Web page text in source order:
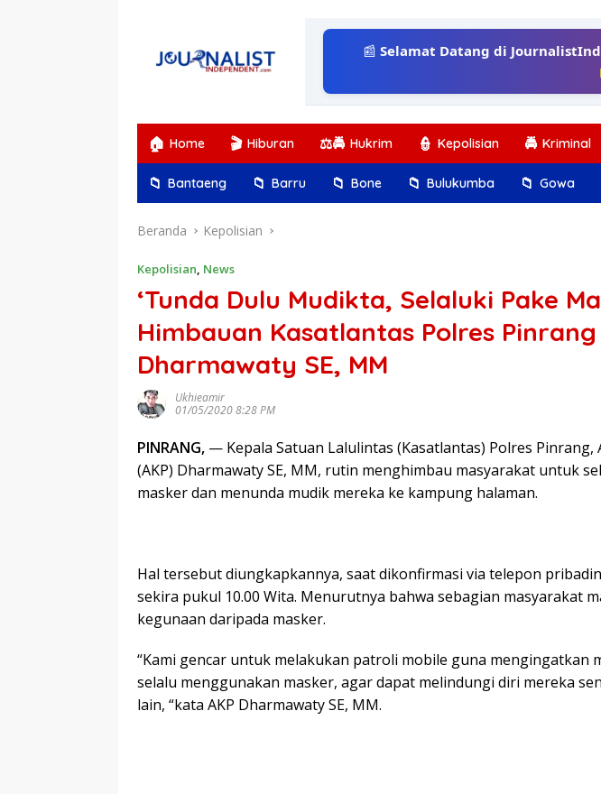
📰Selamat Datang di
🏠 Home 🎬 Hiburan ⚖️🚔 Hukrim 👮 Kepolisian 🚔 Kriminal
📁 Bantaeng 📁 Barru 📁 Bone 📁 Bulukumba 📁 Gowa
Beranda Kepolisian
Kepolisian, News
‘Tunda Dulu Mudikta, Selaluki Pake
Himbauan Kasatlantas Polres Pinrang
Dharmawaty SE, MM
Ukhieamir
01/05/2020 8:28 PM
PINRANG, — Kepala Satuan Lalulintas (Kasatlantas) Polres Pinrang,
(AKP) Dharmawaty SE, MM, rutin menghimbau masyarakat untuk
masker dan menunda mudik mereka ke kampung halaman.
Hal tersebut diungkapkannya, saat dikonfirmasi via telepon
sekira pukul 10.00 Wita. Menurutnya bahwa sebagian masyarakat
kegunaan daripada masker.
“Kami gencar untuk melakukan patroli mobile guna mengingatkan
selalu menggunakan masker, agar dapat melindungi diri mereka
lain, “kata AKP Dharmawaty SE, MM.